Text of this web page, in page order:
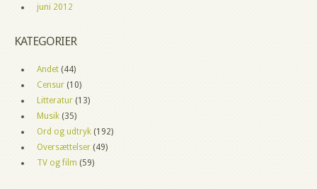
juni 2012
KATEGORIER
Andet (44)
Censur (10)
Litteratur (13)
Musik (35)
Ord og udtryk (192)
Oversættelser (49)
TV og film (59)